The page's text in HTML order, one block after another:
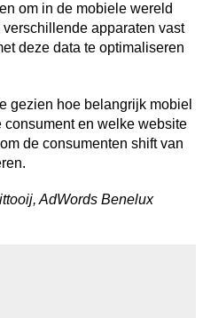
om in de mobiele wereld
apparaten vast
deze data te optimaliseren
gezien hoe belangrijk mobiel
en welke website
de consumenten shift van
AdWords Benelux